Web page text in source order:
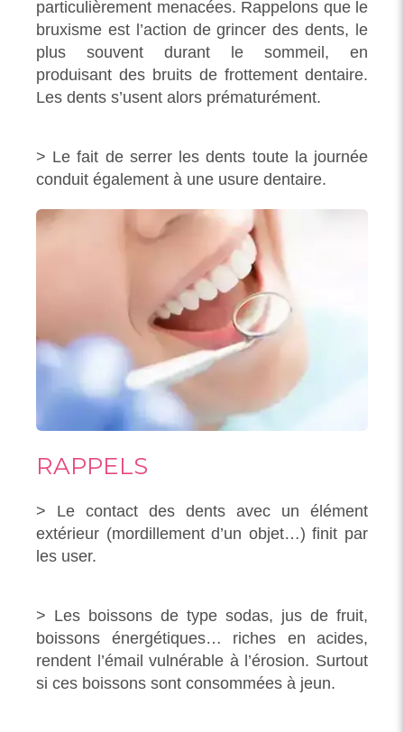
particulièrement menacées. Rappelons que le
bruxisme est l’action de grincer des dents, le
plus souvent durant le sommeil, en
produisant des bruits de frottement dentaire.
Les dents s’usent alors prématurément.
> Le fait de serrer les dents toute la journée
conduit également à une usure dentaire.
RAPPELS
> Le contact des dents avec un élément
extérieur (mordillement d’un objet…) finit par
les user.
> Les boissons de type sodas, jus de fruit,
boissons énergétiques… riches en acides,
rendent l’émail vulnérable à l’érosion. Surtout
si ces boissons sont consommées à jeun.